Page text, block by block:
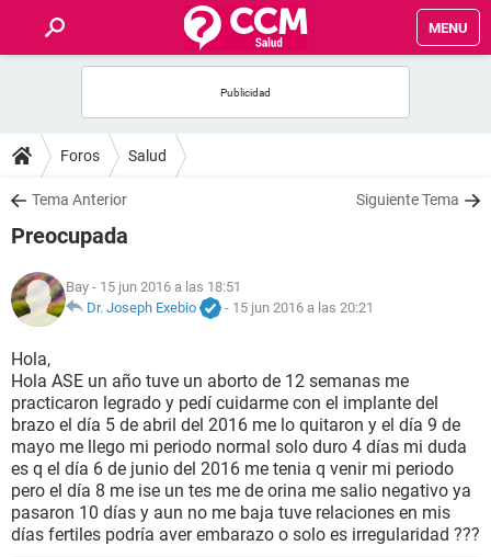
MENU
FOROS
SALUD
NUTRICIÓN
BIENESTAR
SEXUALIDAD
GLOSARIO
Foros Salud
Tema Anterior Siguiente Tema
Preocupada
Bay - 15 jun 2016 a las 18:51
Dr. Joseph Exebio
- 15 jun 2016 a las 20:21
Hola,
Hola ASE un año tuve un aborto de 12 semanas me
practicaron legrado y pedí cuidarme con el implante del
brazo el día 5 de abril del 2016 me lo quitaron y el día 9 de
mayo me llego mi periodo normal solo duro 4 días mi duda
es q el día 6 de junio del 2016 me tenia q venir mi periodo
pero el día 8 me ise un tes me de orina me salio negativo ya
pasaron 10 días y aun no me baja tuve relaciones en mis
días fertiles podría aver embarazo o solo es irregularidad ???